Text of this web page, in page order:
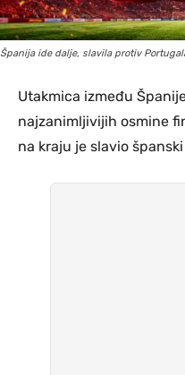
Španija ide dalje, slavila protiv
Utakmica između
najzanimljivijih osmine
na kraju je slavio